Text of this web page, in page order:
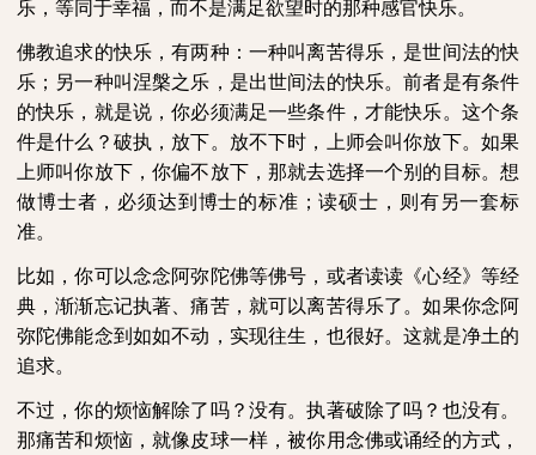
乐，等同于幸福，而不是满足欲望时的那种感官快乐。
佛教追求的快乐，有两种：一种叫离苦得乐，是世间法的快
乐；另一种叫涅槃之乐，是出世间法的快乐。前者是有条件
的快乐，就是说，你必须满足一些条件，才能快乐。这个条
件是什么？破执，放下。放不下时，上师会叫你放下。如果
上师叫你放下，你偏不放下，那就去选择一个别的目标。想
做博士者，必须达到博士的标准；读硕士，则有另一套标
准。
比如，你可以念念阿弥陀佛等佛号，或者读读《心经》等经
典，渐渐忘记执著、痛苦，就可以离苦得乐了。如果你念阿
弥陀佛能念到如如不动，实现往生，也很好。这就是净土的
追求。
不过，你的烦恼解除了吗？没有。执著破除了吗？也没有。
那痛苦和烦恼，就像皮球一样，被你用念佛或诵经的方式，